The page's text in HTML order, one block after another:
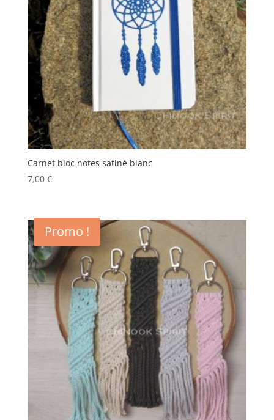
Carnet bloc notes satiné blanc
7,00 €
Promo !